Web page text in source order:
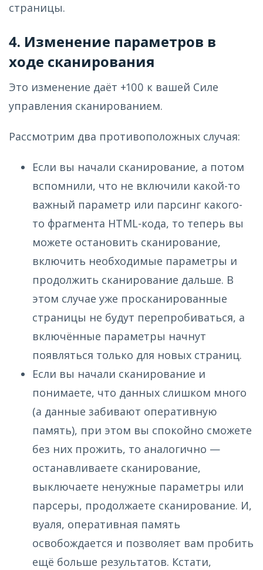
страницы.
4. Изменение параметров в
ходе сканирования
Это изменение даёт +100 к вашей Силе
управления сканированием.
Рассмотрим два противоположных случая:
Если вы начали сканирование, а потом
вспомнили, что не включили какой-то
важный параметр или парсинг какого-
то фрагмента HTML-кода, то теперь вы
можете остановить сканирование,
включить необходимые параметры и
продолжить сканирование дальше. В
этом случае уже просканированные
страницы не будут перепробиваться, а
включённые параметры начнут
появляться только для новых страниц.
Если вы начали сканирование и
понимаете, что данных слишком много
(а данные забивают оперативную
память), при этом вы спокойно сможете
без них прожить, то аналогично —
останавливаете сканирование,
выключаете ненужные параметры или
парсеры, продолжаете сканирование. И,
вуаля, оперативная память
освобождается и позволяет вам пробить
ещё больше результатов. Кстати,